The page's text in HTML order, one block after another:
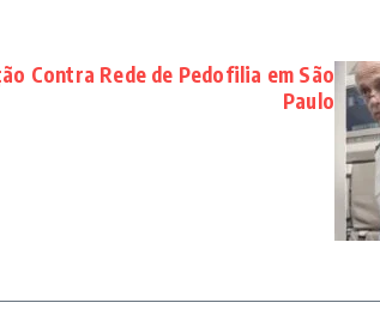
Contra Rede de Pedofilia em São
Paulo